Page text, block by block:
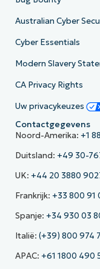
Australian Cyber
Cyber Essentials
Modern Slavery
CA Privacy Rights
Uw privacykeuzes
Contactgegevens
Noord-Amerika: +1
Duitsland: +49 30-
UK: +44 20 3880
Frankrijk: +33 800 91
Spanje: +34 930 03
Italië: (+39) 800 974
APAC: +61 1800 490